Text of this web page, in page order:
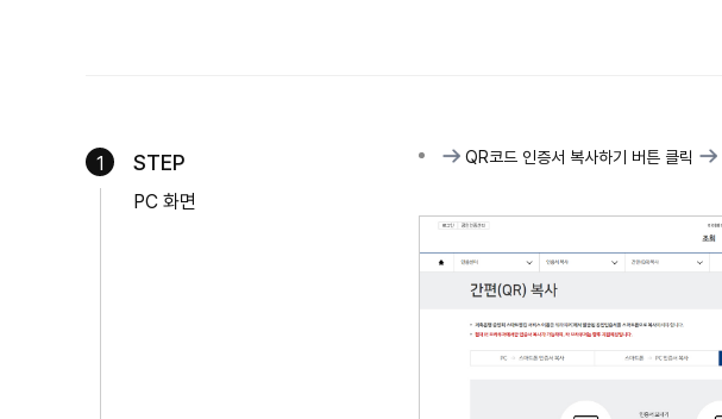
1 STEP
PC 화면
QR코드 인증서 복사하기 버튼 클릭